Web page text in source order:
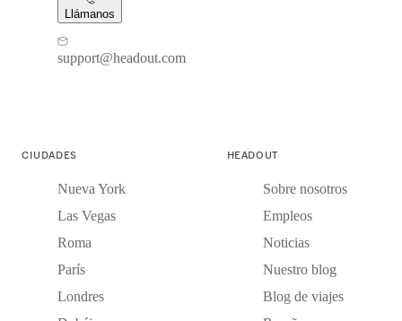
Llámanos
support@headout.com
CIUDADES
Nueva York
Las Vegas
Roma
París
Londres
HEADOUT
Sobre nosotros
Empleos
Noticias
Nuestro blog
Blog de viajes